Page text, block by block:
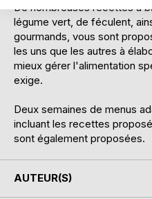
De nombreuses recettes à
légume vert, de féculent,
gourmands, vous sont
les uns que les autres à
mieux gérer l'alimentation
exige.
Deux semaines de menus
incluant les recettes
sont également proposées.
AUTEUR(S)